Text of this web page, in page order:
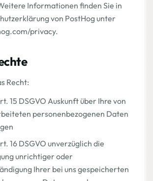
Informationen finden Sie in
von PostHog unter
privacy.
Recht:
15 DSGVO Auskunft über Ihre von
personenbezogenen Daten
16 DSGVO unverzüglich die
unrichtiger oder
Ihrer bei uns gespeicherten